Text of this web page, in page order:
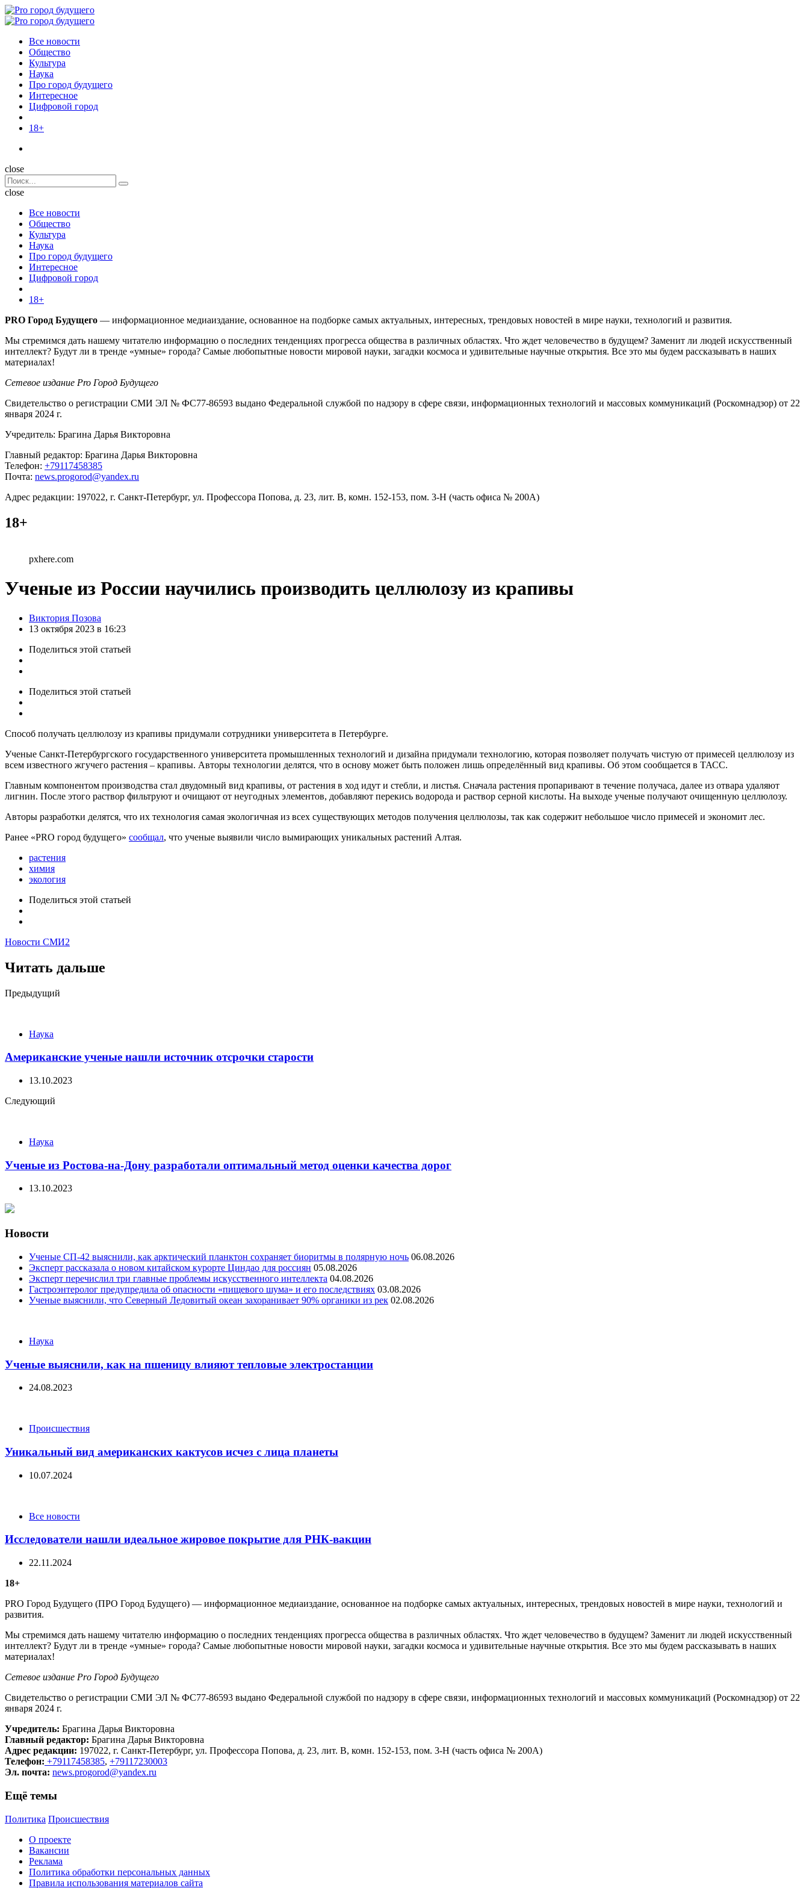
Menu
Поиск
Menu
Pro
Все новости
Общество
Культура
Наука
Про город будущего
Интересное
Цифровой город
18+
Поиск
close
Search
for:
Поиск
close
Все новости
Общество
Культура
Наука
Про город будущего
Интересное
Цифровой город
18+
PRO Город Будущего — информационное медиаиздание, основанное на подборке самых актуальных, интересных, трендовых новостей в мире науки, технологий и развития.
Мы стремимся дать нашему читателю информацию о последних тенденциях прогресса общества в различных областях. Что ждет человечество в будущем? Заменит ли людей искусственный
интеллект? Будут ли в тренде «умные» города? Самые любопытные новости мировой науки, загадки космоса и удивительные научные открытия. Все это мы будем рассказывать в наших
материалах!
Сетевое издание Pro Город Будущего
Свидетельство о регистрации СМИ ЭЛ № ФС77-86593 выдано Федеральной службой по надзору в сфере связи, информационных технологий и массовых коммуникаций (Роскомнадзор) от 22
января 2024 г.
Учредитель: Брагина Дарья Викторовна
Главный редактор: Брагина Дарья Викторовна
Телефон: +79117458385
Почта: news.progorod@yandex.ru
Адрес редакции: 197022, г. Санкт-Петербург, ул. Профессора Попова, д. 23, лит. В, комн. 152-153, пом. 3-Н (часть офиса № 200А)
18+
pxhere.com
Ученые из России научились производить целлюлозу из крапивы
Posted
by
Виктория Позова
13 октября 2023 в 16:23
Поделиться этой статьей
Поделиться этой статьей
Способ получать целлюлозу из крапивы придумали сотрудники университета в Петербурге.
Ученые Санкт-Петербургского государственного университета промышленных технологий и дизайна придумали технологию, которая позволяет получать чистую от примесей целлюлозу из
всем известного жгучего растения – крапивы. Авторы технологии делятся, что в основу может быть положен лишь определённый вид крапивы. Об этом сообщается в ТАСС.
Главным компонентом производства стал двудомный вид крапивы, от растения в ход идут и стебли, и листья. Сначала растения пропаривают в течение получаса, далее из отвара удаляют
лигнин. После этого раствор фильтруют и очищают от неугодных элементов, добавляют перекись водорода и раствор серной кислоты. На выходе ученые получают очищенную целлюлозу.
Авторы разработки делятся, что их технология самая экологичная из всех существующих методов получения целлюлозы, так как содержит небольшое число примесей и экономит лес.
Ранее «PRO город будущего» сообщал, что ученые выявили число вымирающих уникальных растений Алтая.
растения
химия
экология
Поделиться этой статьей
Новости СМИ2
Читать дальше
Post
Предыдущий
Наука
Американские ученые нашли источник отсрочки старости
13.10.2023
Следующий
Наука
Ученые из Ростова-на-Дону разработали оптимальный метод оценки качества дорог
13.10.2023
Новости
Ученые СП-42 выяснили, как арктический планктон сохраняет биоритмы в полярную ночь 06.08.2026
Эксперт рассказала о новом китайском курорте Циндао для россиян 05.08.2026
Эксперт перечислил три главные проблемы искусственного интеллекта 04.08.2026
Гастроэнтеролог предупредила об опасности «пищевого шума» и его последствиях 03.08.2026
Ученые выяснили, что Северный Ледовитый океан захоранивает 90% органики из рек 02.08.2026
Categories
Наука
Ученые выяснили, как на пшеницу влияют тепловые электростанции
24.08.2023
CategoriesПроисшествия
Уникальный вид американских кактусов исчез с лица планеты
10.07.2024
CategoriesВсе новости
Исследователи нашли идеальное жировое покрытие для РНК-вакцин
22.11.2024
18+
PRO Город Будущего (ПРО Город Будущего) — информационное медиаиздание, основанное на подборке самых актуальных, интересных, трендовых новостей в мире науки, технологий и
развития.
Мы стремимся дать нашему читателю информацию о последних тенденциях прогресса общества в различных областях. Что ждет человечество в будущем? Заменит ли людей искусственный
интеллект? Будут ли в тренде «умные» города? Самые любопытные новости мировой науки, загадки космоса и удивительные научные открытия. Все это мы будем рассказывать в наших
материалах!
Сетевое издание Рrо Город Будущего
Свидетельство о регистрации СМИ ЭЛ № ФС77-86593 выдано Федеральной службой по надзору в сфере связи, информационных технологий и массовых коммуникаций (Роскомнадзор) от 22
января 2024 г.
Учредитель: Брагина Дарья Викторовна
Главный редактор: Брагина Дарья Викторовна
Адрес редакции: 197022, г. Санкт-Петербург, ул. Профессора Попова, д. 23, лит. В, комн. 152-153, пом. 3-Н (часть офиса № 200А)
Телефон: +79117458385, +79117230003
Эл. почта: news.progorod@yandex.ru
Ещё темы
Политика Происшествия
О проекте
Вакансии
Реклама
Политика обработки персональных данных
Правила использования материалов сайта